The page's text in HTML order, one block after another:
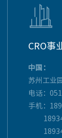

CRO事
中国：
苏州工业
电话：
手机：